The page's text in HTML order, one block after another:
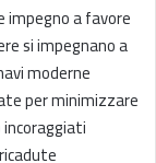
a favore
si impegnano a
moderne
per minimizzare